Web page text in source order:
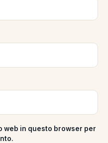
web in questo browser per